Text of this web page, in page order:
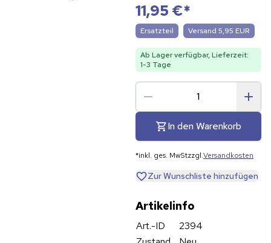
11,95 €*
Ersatzteil Versand 5,95 EUR
Ab Lager verfügbar, Lieferzeit:
1-3 Tage
In den Warenkorb
*inkl. ges. MwStzzgl.Versandkosten
Zur Wunschliste hinzufügen
Artikelinfo
Art.-ID
2394